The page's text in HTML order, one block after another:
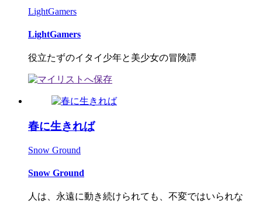
LightGamers
LightGamers
役立たずのイタイ少年と美少女の冒険譚
春に生きれば
Snow Ground
Snow Ground
人は、永遠に動き続けられても、不変ではいられな